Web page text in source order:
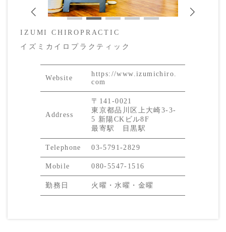
IZUMI CHIROPRACTIC
イズミカイロプラクティック
Website
https://www.izumichiro.
com
Address
〒141-0021
東京都品川区上大崎3-3-
5 新陽CKビル8F
最寄駅 目黒駅
Telephone 03-5791-2829
Mobile 080-5547-1516
勤務日 火曜・水曜・金曜